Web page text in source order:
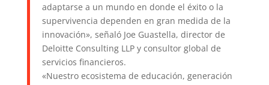
adaptarse a un mundo en donde el éxito o la
supervivencia dependen en gran medida de la
innovación», señaló Joe Guastella, director de
Deloitte Consulting LLP y consultor global de
servicios financieros.
«Nuestro ecosistema de educación, generación